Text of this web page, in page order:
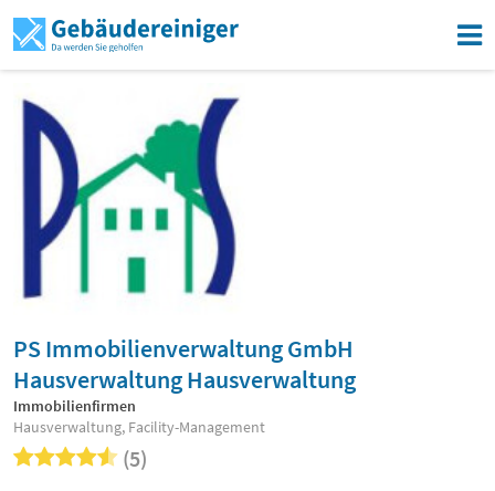
PS Immobilienverwaltung GmbH
Hausverwaltung Hausverwaltung
Immobilienfirmen
Hausverwaltung, Facility-Management
(5)